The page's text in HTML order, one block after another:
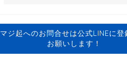
マジ起へのお問合せは公式LINEに登
お願いします！